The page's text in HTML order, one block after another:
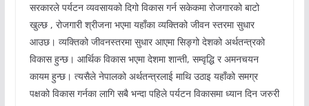
सरकारले पर्यटन व्यवसायको दिगो विकास गर्न सकेकमा रोजगारको बाटो
खुल्छ , रोजगारी श्रीजना भएमा यहाँका व्यक्तिको जीवन स्तरमा सुधार
आउछ। व्यक्तिको जीवनस्तरमा सुधार आएमा सिङ्गो देशको अर्थतन्त्रको
विकास हुन्छ। आर्थिक विकास भएमा देशमा शान्ती, सम्वृद्धि र अमनचयन
कायम हुन्छ। त्यसैले नेपालको अर्थतन्त्रलाई माथि उठाइ यहाँको समग्र
पक्षको विकास गर्नका लागि सबै भन्दा पहिले पर्यटन विकासमा ध्यान दिन जरुरी